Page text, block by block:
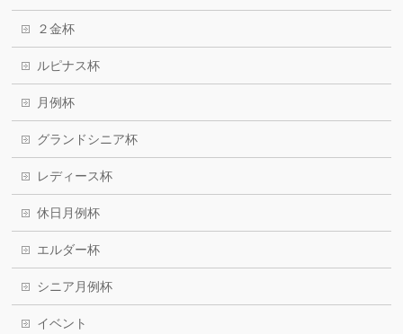
２金杯
ルピナス杯
月例杯
グランドシニア杯
レディース杯
休日月例杯
エルダー杯
シニア月例杯
イベント